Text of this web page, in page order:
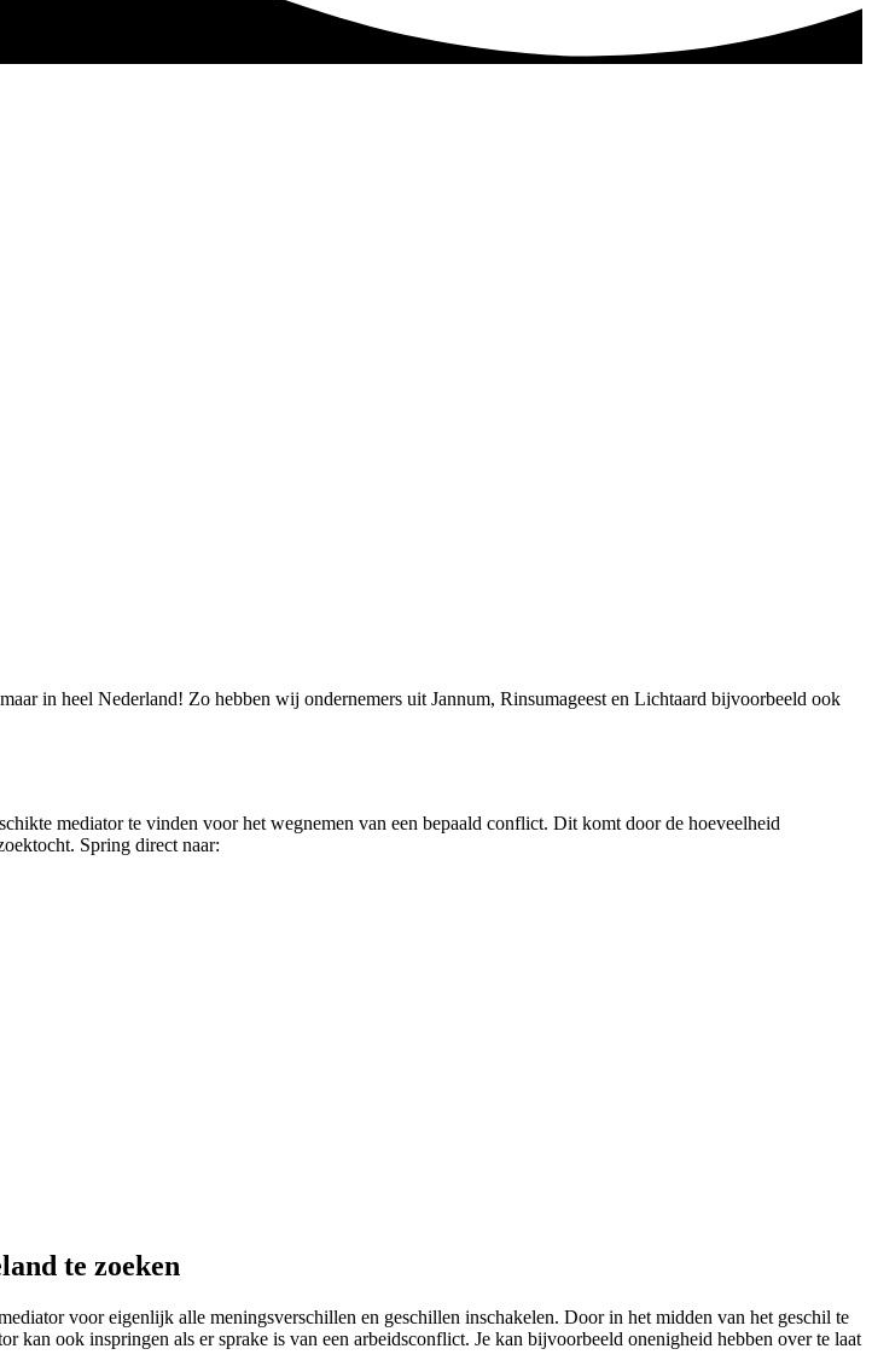
in heel Nederland! Zo hebben wij ondernemers uit Jannum, Rinsumageest en Lichtaard bijvoorbeeld ook
mediator te vinden voor het wegnemen van een bepaald conflict. Dit komt door de hoeveelheid
Spring direct naar:
te zoeken
voor eigenlijk alle meningsverschillen en geschillen inschakelen. Door in het midden van het geschil te
ook inspringen als er sprake is van een arbeidsconflict. Je kan bijvoorbeeld onenigheid hebben over te laat